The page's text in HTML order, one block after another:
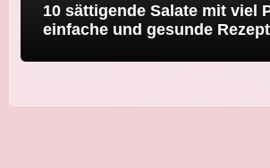
10 sättigende Salate mit viel
einfache und gesunde